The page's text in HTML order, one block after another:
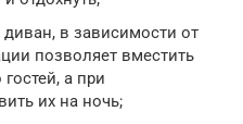
в зависимости от
позволяет вместить
а при
их на ночь;